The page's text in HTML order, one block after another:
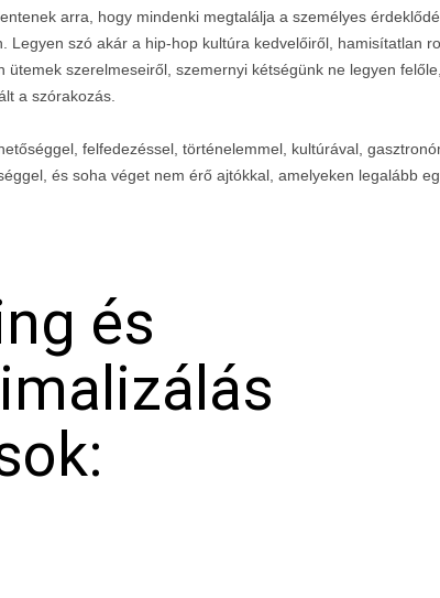
arra, hogy mindenki megtalálja a személyes
Legyen szó akár a hip-hop kultúra kedvelőiről, hamisítatlan
ütemek szerelmeseiről, szemernyi kétségünk ne legyen
a szórakozás.
felfedezéssel, történelemmel, kultúrával,
és soha véget nem érő ajtókkal, amelyeken legalább
és